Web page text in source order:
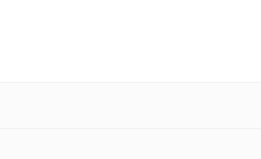
o carpa uscata si stergeti suprafata. Evitati aplicarea